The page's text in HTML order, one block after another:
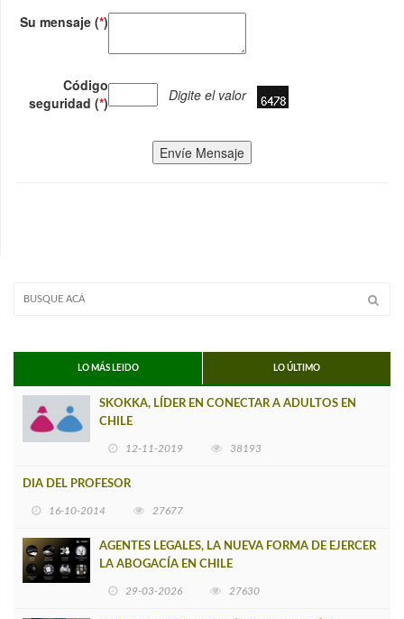
Su mensaje (*)
Código
seguridad (*) Digite el valor
Envíe Mensaje
LO MÁS LEIDO LO ÚLTIMO
SKOKKA, LÍDER EN CONECTAR A ADULTOS EN
CHILE
12-11-2019 38193
DIA DEL PROFESOR
16-10-2014 27677
AGENTES LEGALES, LA NUEVA FORMA DE EJERCER
LA ABOGACÍA EN CHILE
29-03-2026 27630